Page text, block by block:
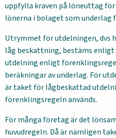
uppfylla kraven på löneuttag
lönerna i bolaget som
Utrymmet för utdelningen, dvs
låg beskattning, bestäms
utdelning enligt
beräkningar av underlag. För
är taket för lågbeskattad
förenklingsregeln används.
För många företag är det
huvudregeln. Då är nämligen